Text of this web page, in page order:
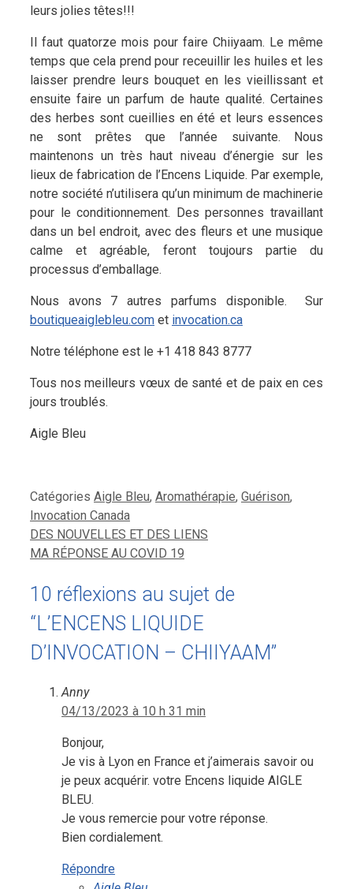
leurs jolies têtes!!!
Il faut quatorze mois pour faire Chiiyaam. Le même
temps que cela prend pour receuillir les huiles et les
laisser prendre leurs bouquet en les vieillissant et
ensuite faire un parfum de haute qualité. Certaines
des herbes sont cueillies en été et leurs essences
ne sont prêtes que l’année suivante. Nous
maintenons un très haut niveau d’énergie sur les
lieux de fabrication de l’Encens Liquide. Par exemple,
notre société n’utilisera qu’un minimum de machinerie
pour le conditionnement. Des personnes travaillant
dans un bel endroit, avec des fleurs et une musique
calme et agréable, feront toujours partie du
processus d’emballage.
Nous avons 7 autres parfums disponible. Sur
boutiqueaiglebleu.com et invocation.ca
Notre téléphone est le +1 418 843 8777
Tous nos meilleurs vœux de santé et de paix en ces
jours troublés.
Aigle Bleu
Catégories Aigle Bleu, Aromathérapie, Guérison,
Invocation Canada
DES NOUVELLES ET DES LIENS
MA RÉPONSE AU COVID 19
10 réflexions au sujet de
“L’ENCENS LIQUIDE
D’INVOCATION – CHIIYAAM”
Anny
04/13/2023 à 10 h 31 min
Bonjour,
Je vis à Lyon en France et j’aimerais savoir ou
je peux acquérir. votre Encens liquide AIGLE
BLEU.
Je vous remercie pour votre réponse.
Bien cordialement.
Répondre